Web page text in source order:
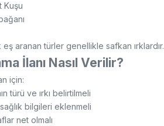
Kuşu
aranan türler genellikle safkan ırklardır.
İlanı Nasıl Verilir?
için:
türü ve ırkı belirtilmeli
bilgileri eklenmeli
net olmalı